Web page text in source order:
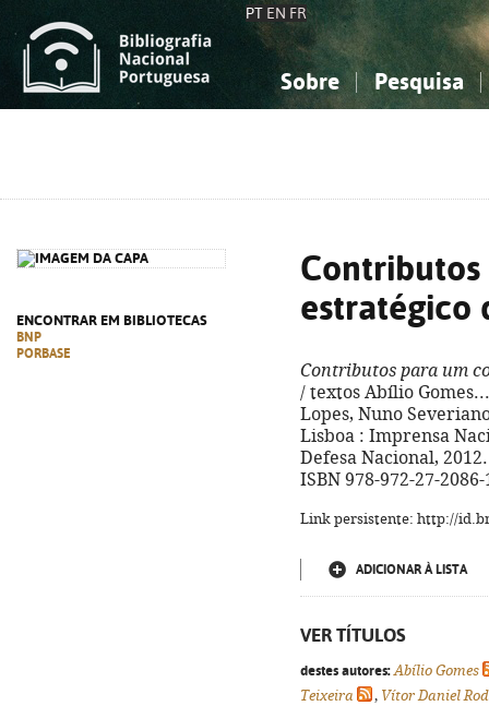
PT EN FR
Sobre Pesquisa
ENCONTRAR EM BIBLIOTECAS
BNP
PORBASE
estratégico
Contributos para um
/ textos Abílio
Lopes, Nuno
Lisboa : Imprensa
Defesa Nacional,
ISBN 978-972-27-2086-
Link persistente: http://
ADICIONAR À LISTA
VER TÍTULOS
destes autores: Abílio Gomes
Teixeira
, Vítor Daniel